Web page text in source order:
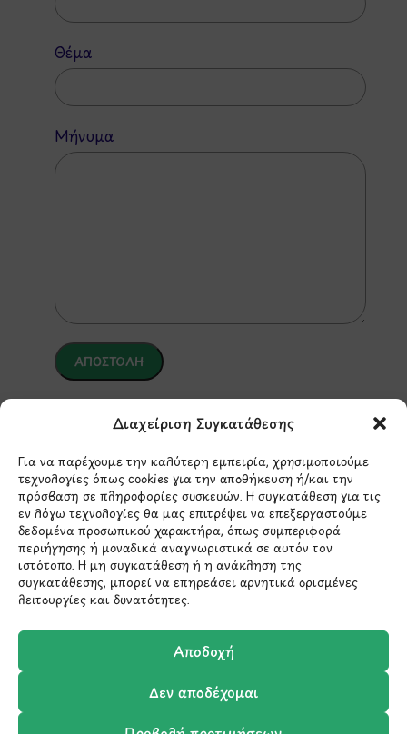
Διαχείριση Συγκατάθεσης
Για να παρέχουμε την καλύτερη εμπειρία, χρησιμοποιούμε
τεχνολογίες όπως cookies για την αποθήκευση ή/και την
πρόσβαση σε πληροφορίες συσκευών. Η συγκατάθεση για τις
εν λόγω τεχνολογίες θα μας επιτρέψει να επεξεργαστούμε
δεδομένα προσωπικού χαρακτήρα, όπως συμπεριφορά
περιήγησης ή μοναδικά αναγνωριστικά σε αυτόν τον
ιστότοπο. Η μη συγκατάθεση ή η ανάκληση της
συγκατάθεσης, μπορεί να επηρεάσει αρνητικά ορισμένες
λειτουργίες και δυνατότητες.
Αποδοχή
Δεν αποδέχομαι
Θέμα
Μήνυμα
reCAPTCHA και ισχύουν ηΠολιτική Απορρήτου
Όροι Παροχής Υπηρεσιών της Google.
ΣΤΟΙΧΕΙΑ ΕΠΙΚΟΙΝΩΝΙΑΣ
Holargos Center (Ισόγειο)
Λ.Περικλέους 56,
Χολαργός 15561